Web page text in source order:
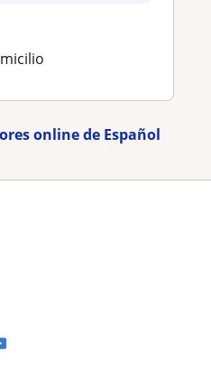
online de Español